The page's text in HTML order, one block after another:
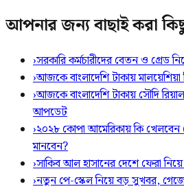
আপনার জন্য বাছাই করা
›সরকারি কর্মচারীদের বেতন ও গ্রেড
›আজকে বাংলাদেশি টাকায়
›আজকে বাংলাদেশি টাকায় সৌদি
আপডেট
›২০২৮ কোপা আমেরিকায় কি খেলবেন
মানবেন?
›সাকিব আল হাসানের দেশে ফেরা
›নতুন পে-স্কেল নিয়ে বড় সুখবর,